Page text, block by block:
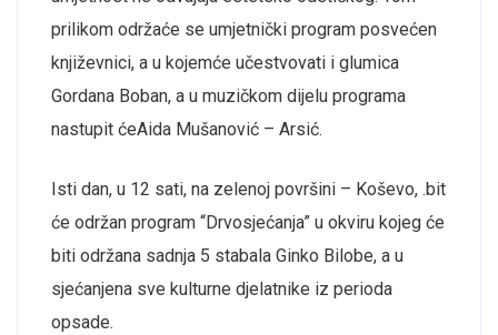
prilikom održaće se umjetnički program posvećen
književnici, a u kojemće učestvovati i glumica
Gordana Boban, a u muzičkom dijelu programa
nastupit ćeAida Mušanović – Arsić.
Isti dan, u 12 sati, na zelenoj površini – Koševo, .bit
će održan program “Drvosjećanja” u okviru kojeg će
biti održana sadnja 5 stabala Ginko Bilobe, a u
sjećanjena sve kulturne djelatnike iz perioda
opsade.